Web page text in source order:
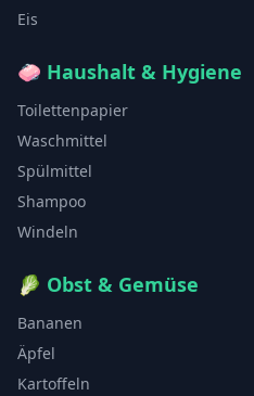
Eis
🧼 Haushalt & Hygiene
Toilettenpapier
Waschmittel
Spülmittel
Shampoo
Windeln
🥬 Obst & Gemüse
Bananen
Äpfel
Kartoffeln